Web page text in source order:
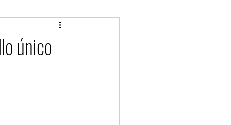
único